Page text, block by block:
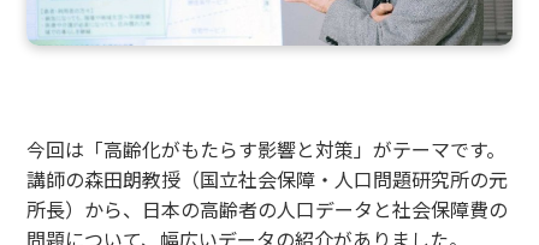
今回は「高齢化がもたらす影響と対策」がテーマです。
講師の森田朗教授（国立社会保障・人口問題研究所の元
所長）から、日本の高齢者の人口データと社会保障費の
問題について、幅広いデータの紹介がありました。